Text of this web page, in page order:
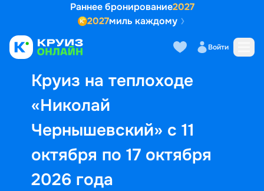
Раннее бронирование2027
2027миль каждому
Войти
Круиз на теплоходе
«Николай
Чернышевский» с 11
октября по 17 октября
2026 года
Выбор кают Маршрут и